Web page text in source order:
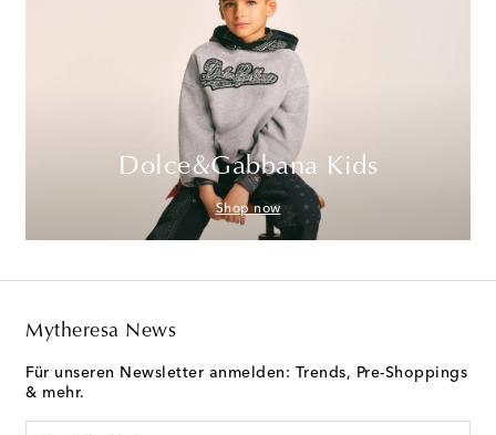
Dolce&Gabbana Kids
Shop now
Mytheresa News
Für unseren Newsletter anmelden: Trends, Pre-Shoppings
& mehr.